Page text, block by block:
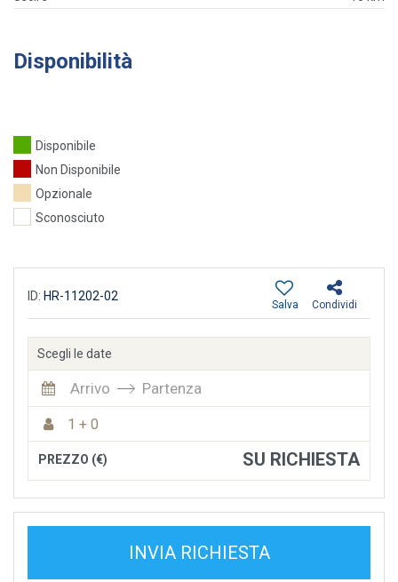
Disponibilità
Disponibile
Non Disponibile
Opzionale
Sconosciuto
ID: HR-11202-02
Condividi
Salva
Scegli le date
Arrivo Partenza
1 + 0
PREZZO (€) SU RICHIESTA
INVIA RICHIESTA